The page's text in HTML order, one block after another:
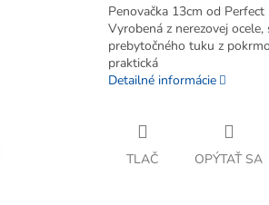
Penovačka 13cm od
Vyrobená z nerezovej
prebytočného tuku z
praktická
Detailné informácie
TLAČ OPÝTAŤ SA